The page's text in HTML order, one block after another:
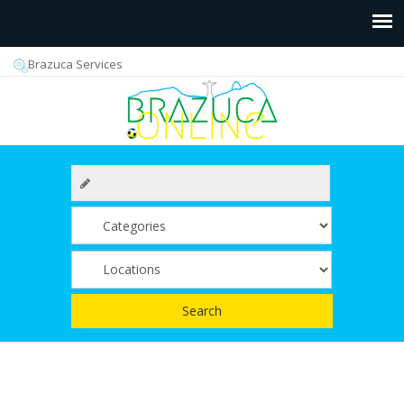
Brazuca Services
Search